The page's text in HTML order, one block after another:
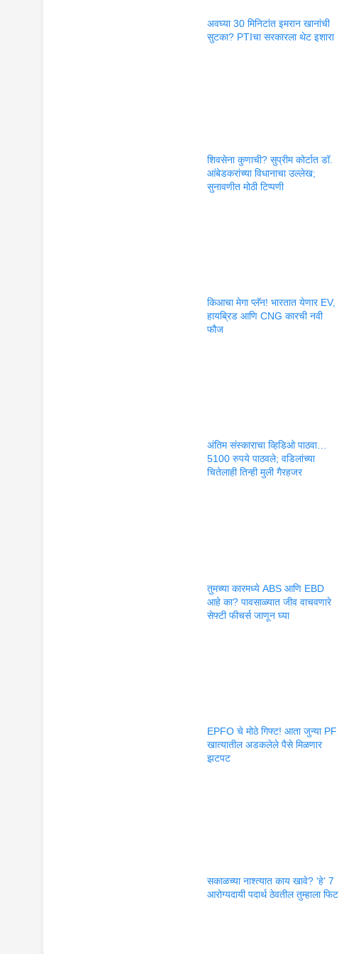
अवघ्या 30 मिनिटांत इमरान खानांची
सुटका? PTIचा सरकारला थेट इशारा
शिवसेना कुणाची? सुप्रीम कोर्टात डॉ.
आंबेडकरांच्या विधानाचा उल्लेख;
सुनावणीत मोठी टिप्पणी
किआचा मेगा प्लॅन! भारतात येणार EV,
हायब्रिड आणि CNG कारची नवी
फौज
अंतिम संस्काराचा व्हिडिओ पाठवा…
5100 रुपये पाठवले; वडिलांच्या
चितेलाही तिन्ही मुली गैरहजर
तुमच्या कारमध्ये ABS आणि EBD
आहे का? पावसाळ्यात जीव वाचवणारे
सेफ्टी फीचर्स जाणून घ्या
EPFO चे मोठे गिफ्ट! आता जुन्या PF
खात्यातील अडकलेले पैसे मिळणार
झटपट
सकाळच्या नाश्त्यात काय खावे? ‘हे’ 7
आरोग्यदायी पदार्थ ठेवतील तुम्हाला फिट